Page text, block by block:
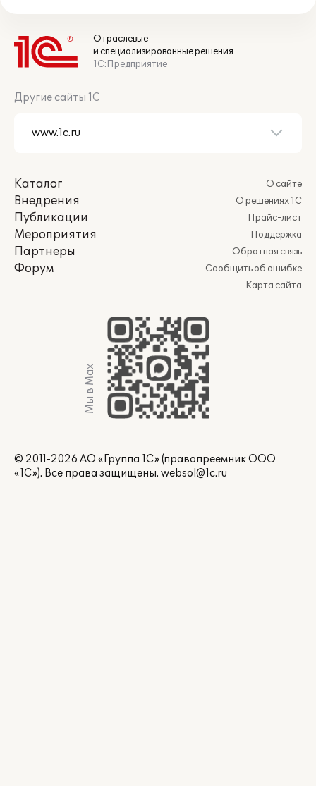
Отраслевые
и специализированные решения
1С:Предприятие
Другие сайты 1С
Каталог
Внедрения
Публикации
Мероприятия
Партнеры
Форум
О сайте
О решениях 1С
Прайс-лист
Поддержка
Обратная связь
Сообщить об ошибке
Карта сайта
Мы в Max
© 2011-2026 АО «Группа 1С» (правопреемник ООО
«1С»). Все права защищены. websol@1c.ru